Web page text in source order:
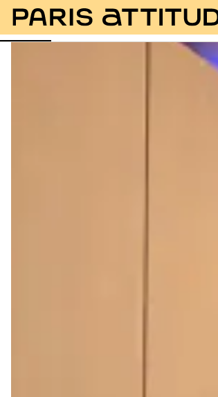
Fotos Beschreibung Ausstattung